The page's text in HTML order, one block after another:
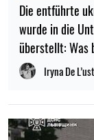
Die entführte
wurde in die
überstellt: Was
Iryna De